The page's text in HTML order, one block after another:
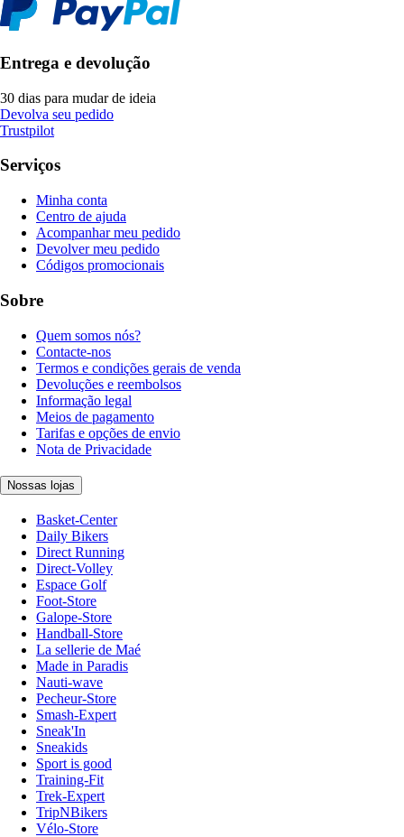
Entrega e devolução
30 dias para mudar de ideia
Devolva seu pedido
Trustpilot
Serviços
Minha conta
Centro de ajuda
Acompanhar meu pedido
Devolver meu pedido
Códigos promocionais
Sobre
Quem somos nós?
Contacte-nos
Termos e condições gerais de venda
Devoluções e reembolsos
Informação legal
Meios de pagamento
Tarifas e opções de envio
Nota de Privacidade
Nossas lojas
Basket-Center
Daily Bikers
Direct Running
Direct-Volley
Espace Golf
Foot-Store
Galope-Store
Handball-Store
La sellerie de Maé
Made in Paradis
Nauti-wave
Pecheur-Store
Smash-Expert
Sneak'In
Sneakids
Sport is good
Training-Fit
Trek-Expert
TripNBikers
Vélo-Store